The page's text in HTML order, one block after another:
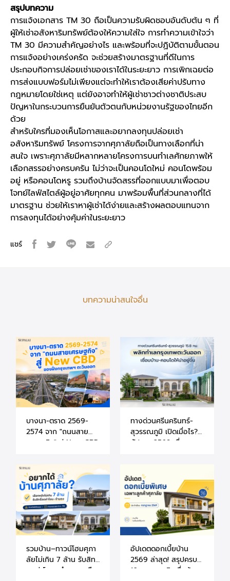
สรุปบทความ
การแจ้งเอกสาร TM 30 ถือเป็นความรับผิดชอบอันดับต้น ๆ ที่
ผู้ให้เช่าอสังหาริมทรัพย์ต้องให้ความใส่ใจ การทำความเข้าใจว่า
TM 30 มีความสำคัญอย่างไร และพร้อมที่จะปฏิบัติตามขั้นตอน
การแจ้งอย่างเคร่งครัด จะช่วยสร้างมาตรฐานที่ดีในการ
ประกอบกิจการปล่อยเช่าของเราได้ในระยะยาว การเพิกเฉยต่อ
การส่งแบบฟอร์มไม่เพียงแต่จะทำให้เราต้องเสียค่าปรับทาง
กฎหมายโดยใช่เหตุ แต่ยังอาจทำให้ผู้เช่าชาวต่างชาติประสบ
ปัญหาในกระบวนการยืนยันตัวตนกับหน่วยงานรัฐของไทยอีก
ด้วย
สำหรับใครที่มองเห็นโอกาสและอยากลงทุนปล่อยเช่า
อสังหาริมทรัพย์ โครงการจากศุภาลัยถือเป็นทางเลือกที่น่า
สนใจ เพราะศุภาลัยมีหลากหลายโครงการบนทำเลศักยภาพให้
เลือกสรรอย่างครบครัน ไม่ว่าจะเป็นคอนโดใหม่ คอนโดพร้อม
อยู่ หรือคอนโดหรู รวมถึงบ้านจัดสรรที่ออกแบบมาเพื่อตอบ
โจทย์ไลฟ์สไตล์ผู้อยู่อาศัยทุกคน มาพร้อมพื้นที่ส่วนกลางที่ได้
มาตรฐาน ช่วยให้เราหาผู้เช่าได้ง่ายและสร้างผลตอบแทนจาก
การลงทุนได้อย่างคุ้มค่าในระยะยาว
แชร์
บทความน่าสนใจอื่น
บางนา-ตราด 2569-
2574 จาก "ถนนสาย
เศรษฐกิจ" สู่ New CBD
ออก
ทางด่วนศรีนครินทร์-
สุวรรณภูมิ เปิดเมื่อไร?
อัปเดต 2569 เชื่อม
รวมบ้าน–ทาวน์โฮมศุภา
ลัยไม่เกิน 7 ล้าน รับสิทธิ์
ลดค่าโอน–จำนองเหลือ
อัปเดตดอกเบี้ยบ้าน
2569 ล่าสุด! สรุปครบ
10 ธนาคาร สินเชื่อบ้าน